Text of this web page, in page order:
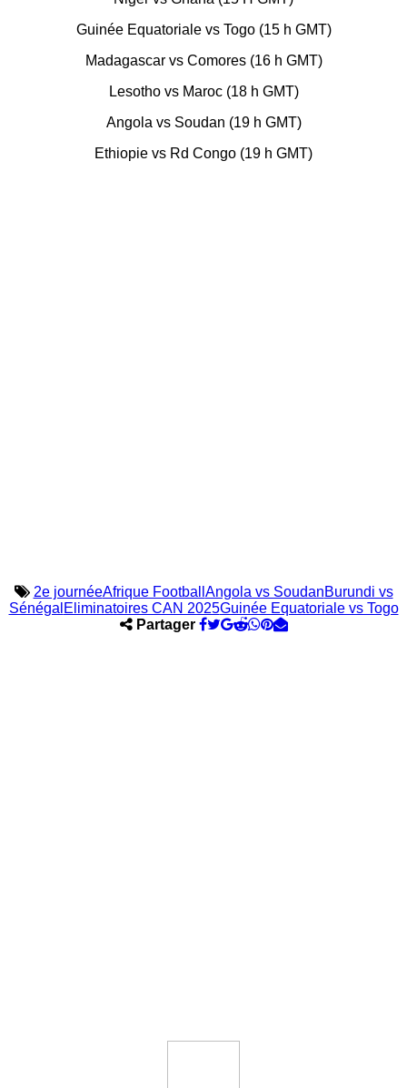
Guinée Equatoriale vs Togo (15 h GMT)
Madagascar vs Comores (16 h GMT)
Lesotho vs Maroc (18 h GMT)
Angola vs Soudan (19 h GMT)
Ethiopie vs Rd Congo (19 h GMT)
2e journéeAfrique Football Angola vs SoudanBurundi vs
Sénégal Eliminatoires CAN 2025Guinée Equatoriale vs Togo
Partager